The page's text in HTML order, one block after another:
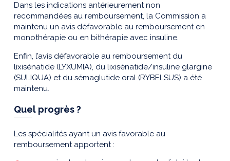
Dans les indications antérieurement non
recommandées au remboursement, la Commission a
maintenu un avis défavorable au remboursement en
monothérapie ou en bithérapie avec insuline.
Enfin, l’avis défavorable au remboursement du
lixisénatide (LYXUMIA), du lixisénatide/insuline glargine
(SULIQUA) et du sémaglutide oral (RYBELSUS) a été
maintenu.
Quel progrès ?
Les spécialités ayant un avis favorable au
remboursement apportent :